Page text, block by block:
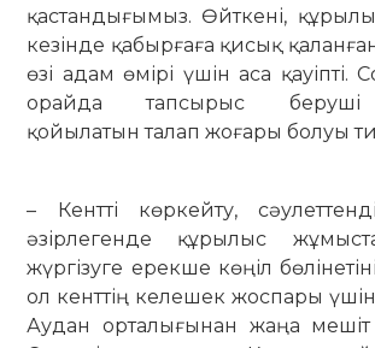
қастандығымыз. Өйткені,
кезінде қабырғаға қисық қаланған
өзі адам өмірі үшін аса қауіпті.
орайда тапсырыс беруші
қойылатын талап жоғары болуы
– Кентті көркейту,
әзірлегенде құрылыс
жүргізуге ерекше көңіл
ол кенттің келешек жоспары
Аудан орталығынан жаңа мешіт